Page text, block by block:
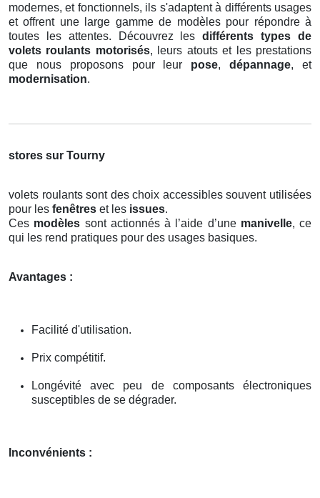
modernes, et fonctionnels, ils s'adaptent à différents usages
et offrent une large gamme de modèles pour répondre à
toutes les attentes. Découvrez lesdifférents types de
volets roulants motorisés, leurs atouts et les prestations
que nous proposons pour leur pose,dépannage, et
modernisation.
stores sur Tourny
volets roulants sont des choix accessibles souvent utilisées
pour les fenêtres et les issues.
Ces modèles sont actionnés à l’aide d’une manivelle, ce
qui les rend pratiques pour des usages basiques.
Avantages :
Facilité d'utilisation.
Prix compétitif.
Longévité avec peu de composants électroniques
susceptibles de se dégrader.
Inconvénients :